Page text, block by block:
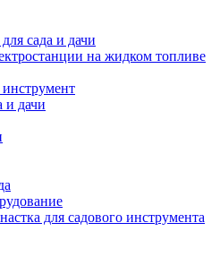
сада и дачи
на жидком топливе
и дачи
для садового инструмента